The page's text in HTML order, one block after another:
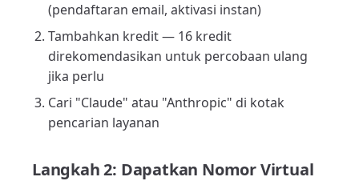
(pendaftaran email, aktivasi instan)
Tambahkan kredit — 16 kredit
direkomendasikan untuk percobaan ulang
jika perlu
Cari "Claude" atau "Anthropic" di kotak
pencarian layanan
Langkah 2: Dapatkan Nomor Virtual